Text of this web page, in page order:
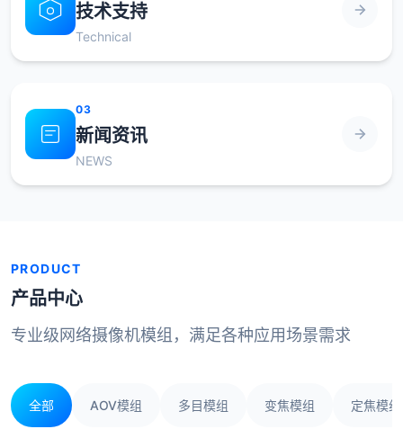
技术支持
Technical
03
新闻资讯
NEWS
PRODUCT
产品中心
专业级网络摄像机模组，满足各种应用场景需求
全部 AOV模组 多目模组 变焦模组 定焦模组